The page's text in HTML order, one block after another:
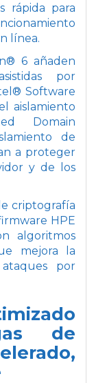
rápida para
línea.
6 añaden
por
Software
aislamiento
Domain
de
a proteger
y de los
criptografía
HPE
algoritmos
mejora la
por
de